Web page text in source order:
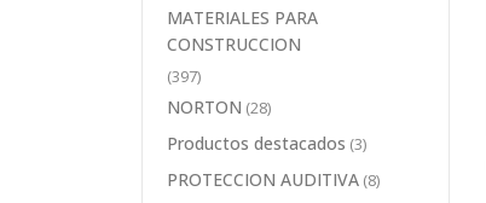
MATERIALES PARA
CONSTRUCCION
(397)
NORTON (28)
Productos destacados (3)
PROTECCION AUDITIVA (8)